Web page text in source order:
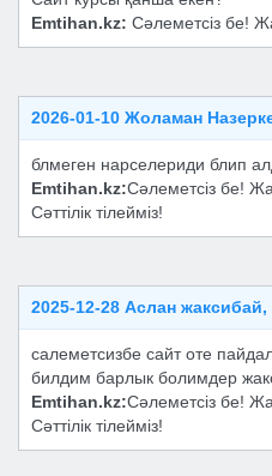
Emtihan.kz: Сәлеметсіз бе!
2026-01-10 Жоламан
блмеген нарселериди блип
Emtihan.kz:Сәлеметсіз бе!
Сәттілік тілейміз!
2025-12-28 Аслан жаксибай,
салеметсизбе сайт оте
билдим барлык болимдер
Emtihan.kz:Сәлеметсіз бе!
Сәттілік тілейміз!